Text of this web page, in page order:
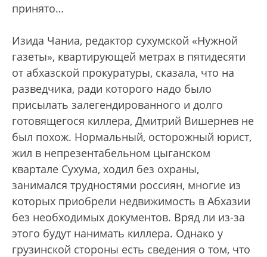
принято…
Изида Чаниа, редактор сухумской «Нужной
газеты», квартирующей метрах в пятидесяти
от абхазской прокуратуры, сказала, что на
разведчика, ради которого надо было
присылать залегендированного и долго
готовящегося киллера, Дмитрий Вишернев не
был похож. Нормальный, осторожный юрист,
жил в непрезентабельном цыганском
квартале Сухума, ходил без охраны,
занимался трудностями россиян, многие из
которых приобрели недвижимость в Абхазии
без необходимых документов. Вряд ли из-за
этого будут нанимать киллера. Однако у
грузинской стороны есть сведения о том, что